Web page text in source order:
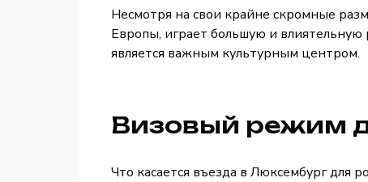
Несмотря на свои крайне скромные
Европы, играет большую и влиятельную
является важным культурным центром.
Визовый режим
Что касается въезда в Люксембург для